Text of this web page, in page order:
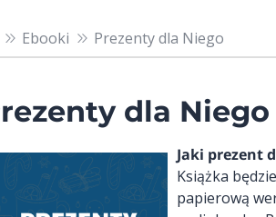
Ebooki Prezenty dla Niego
dla Niego
Jaki prezent
Książka
papierową